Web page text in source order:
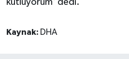
kutluyorum' dedi.
Kaynak: DHA